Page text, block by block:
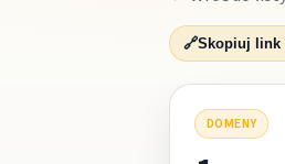
🔗Skopiuj link
DOMENY